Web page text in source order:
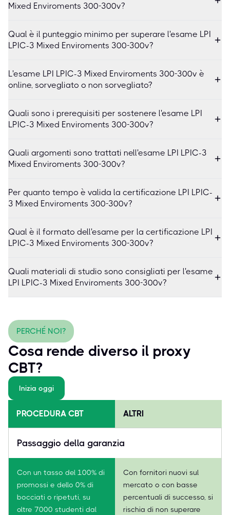
Mixed Enviroments 300-300v?
Qual è il punteggio minimo per superare l'esame LPI
LPIC-3 Mixed Enviroments 300-300v?
L'esame LPI LPIC-3 Mixed Enviroments 300-300v è
online, sorvegliato o non sorvegliato?
Quali sono i prerequisiti per sostenere l'esame LPI
LPIC-3 Mixed Enviroments 300-300v?
Quali argomenti sono trattati nell'esame LPI LPIC-3
Mixed Enviroments 300-300v?
Per quanto tempo è valida la certificazione LPI LPIC-
3 Mixed Enviroments 300-300v?
Qual è il formato dell'esame per la certificazione LPI
LPIC-3 Mixed Enviroments 300-300v?
Quali materiali di studio sono consigliati per l'esame
LPI LPIC-3 Mixed Enviroments 300-300v?
PERCHÉ NOI?
Cosa rende diverso il proxy
CBT?
Inizia oggi
PROCEDURA CBT ALTRI
Passaggio della garanzia
Con un tasso del 100% di
promossi e dello 0% di
bocciati o ripetuti, su
oltre 7000 studenti dal
Con fornitori nuovi sul
mercato o con basse
percentuali di successo, si
rischia di non superare